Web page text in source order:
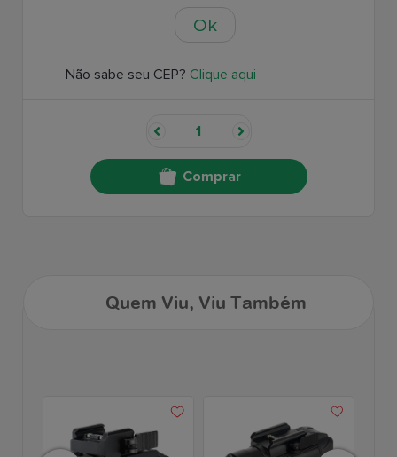
Ok
Não sabe seu CEP? Clique aqui
Comprar
Quem Viu, Viu Também